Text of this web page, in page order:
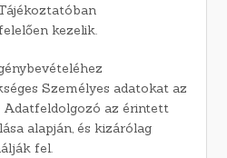
kezelik.
Személyes adatokat az
Adatfeldolgozó az érintett
alapján, és kizárólag
fel.